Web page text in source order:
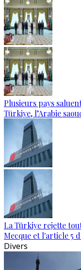
Plusieurs pays
Türkiye, l’Arabie
La Türkiye rejette
Mecque et l'article 5
Divers